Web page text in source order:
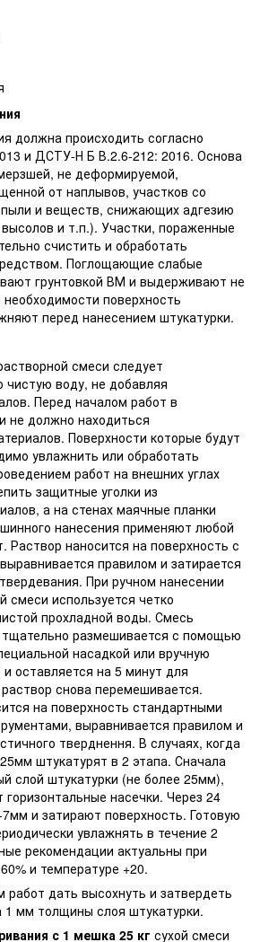
должна происходить согласно
и ДСТУ-Н Б В.2.6-212: 2016. Основа
не деформируемой,
от наплывов, участков со
и веществ, снижающих адгезию
и т.п.). Участки, пораженные
счистить и обработать
Поглощающие слабые
грунтовкой ВМ и выдерживают не
поверхность
перед нанесением штукатурки.
смеси следует
чистую воду, не добавляя
Перед началом работ в
не должно находиться
Поверхности которые будут
увлажнить или обработать
работ на внешних углах
защитные уголки из
а на стенах маячные планки
нанесения применяют любой
Раствор наносится на поверхность с
правилом и затирается
При ручном нанесении
смеси используется четко
прохладной воды. Смесь
тщательно размешивается с помощью
насадкой или вручную
оставляется на 5 минут для
снова перемешивается.
на поверхность стандартными
выравнивается правилом и
тверднення. В случаях, когда
штукатурят в 2 этапа. Сначала
слой штукатурки (не более 25мм),
насечки. Через 24
и затирают поверхность. Готовую
увлажнять в течение 2
рекомендации актуальны при
и температуре +20.
дать высохнуть и затвердеть
1 мм толщины слоя штукатурки.
с 1 мешка 25 кг сухой смеси